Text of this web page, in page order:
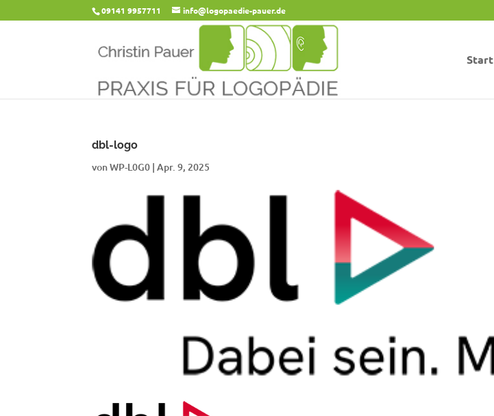
09141 9957711 info@logopaedie-pauer.de
Start
dbl-logo
vonWP-L0G0 |Apr. 9, 2025